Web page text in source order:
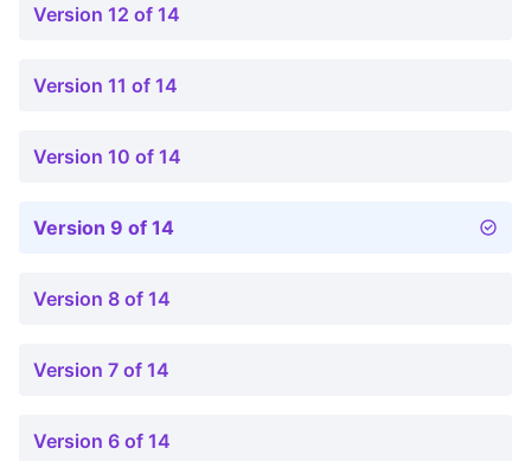
Version 12 of 14
Version 11 of 14
Version 10 of 14
Version 9 of 14
Version 8 of 14
Version 7 of 14
Version 6 of 14